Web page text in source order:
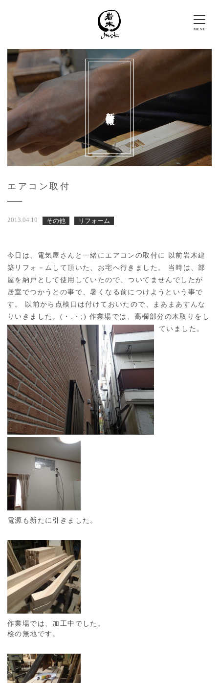
エアコン取付
2013.04.10 その他 リフォーム
今日は、電気屋さんと一緒にエアコンの取付に 以前岩木建
築リフォ－ムして頂いた、お宅へ行きました。 当時は、部
屋を納戸として使用していたので、ついてませんでしたが
居室でつかうとの事で、暑くなる前につけようという事で
す。 以前から点検口は付けておいたので、まあまあすんな
りいきました。(・.・;) 作業場では、高欄部分の木取りをし
ていました。
電源も新たに引きました。
作業場では、加工中でした。
桧の無地です。